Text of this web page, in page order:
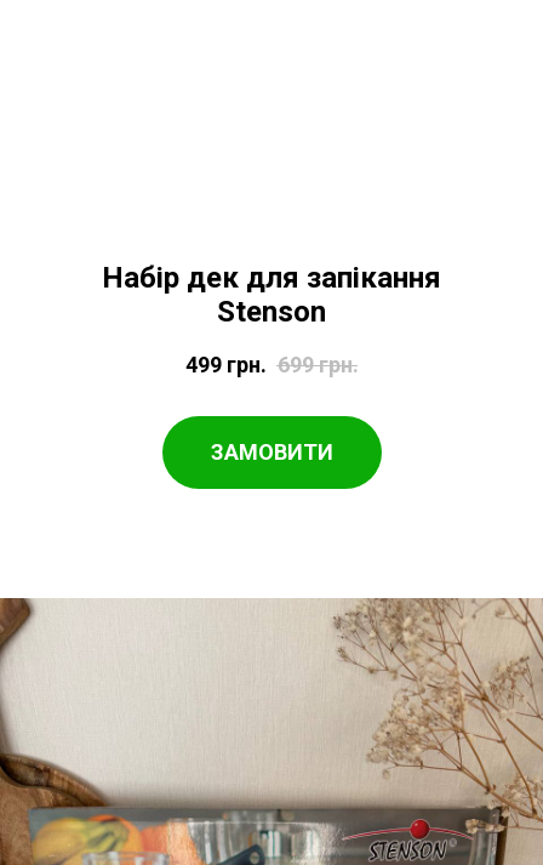
Набір дек для запікання
Stenson
499 грн. 699грн.
ЗАМОВИТИ